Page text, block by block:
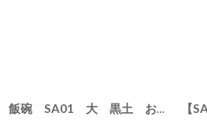
[30011-5]
飯碗 SA01 大 黒土 お茶碗 ごはん碗 夫婦茶碗 陶器 日本製 デニムの様なかっこよさ 白 青 黒